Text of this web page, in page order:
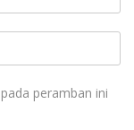
peramban ini